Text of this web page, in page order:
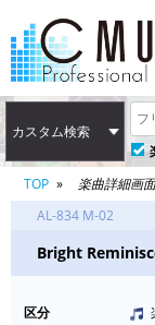
カスタム検索
TOP
楽曲詳細画
AL-834 M-02
Bright
区分